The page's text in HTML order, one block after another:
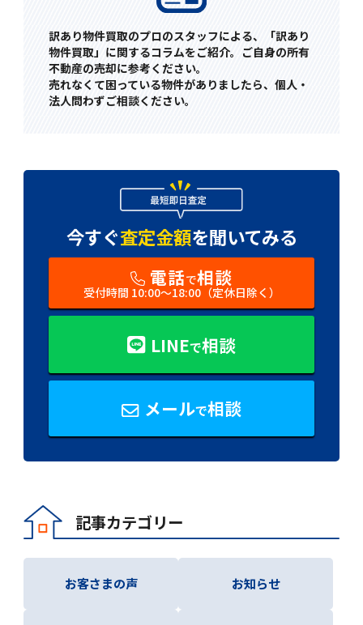
訳あり物件買取のプロのスタッフによる、「訳あり
物件買取」に関するコラムをご紹介。ご自身の所有
不動産の売却に参考ください。
売れなくて困っている物件がありましたら、個人・
法人問わずご相談ください。
今すぐ査定金額を聞いてみる
電話で相談
受付時間 10:00〜18:00（定休日除く）
LINEで相談
メールで相談
記事カテゴリー
お客さまの声 お知らせ